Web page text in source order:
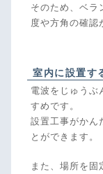
そのため、ベラ
度や方角の確認
室内に設置す
電波をじゅうぶ
すめです。
設置工事がかん
とができます。
また、場所を固